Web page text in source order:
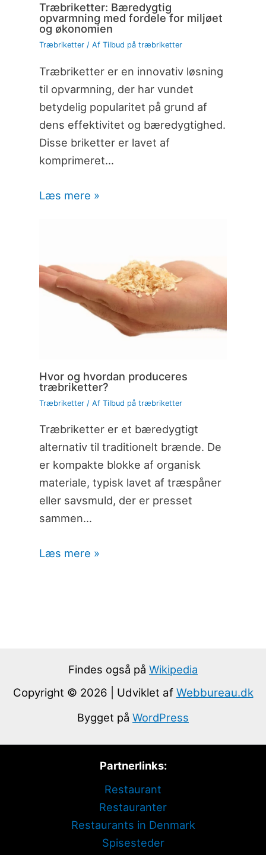
Træbriketter: Bæredygtig
opvarmning med fordele for miljøet
og økonomien
Træbriketter/ Af Tilbud på træbriketter
Træbriketter er en innovativ løsning
til opvarmning, der har vundet
betydelig popularitet på grund af
dens effektivitet og bæredygtighed.
Disse briketter er lavet af
komprimeret…
Læs mere »
Hvor og hvordan produceres
træbriketter?
Træbriketter/ Af Tilbud på træbriketter
Træbriketter er et bæredygtigt
alternativ til traditionelt brænde. De
er kompakte blokke af organisk
materiale, typisk lavet af træspåner
eller savsmuld, der er presset
sammen…
Læs mere »
Findes også på Wikipedia
Copyright © 2026 | Udviklet af Webbureau.dk
Bygget på WordPress
Partnerlinks:
Restaurant
Restauranter
Restaurants in Denmark
Spisesteder